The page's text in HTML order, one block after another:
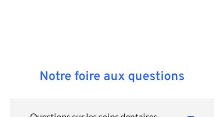
Notre foire aux questions